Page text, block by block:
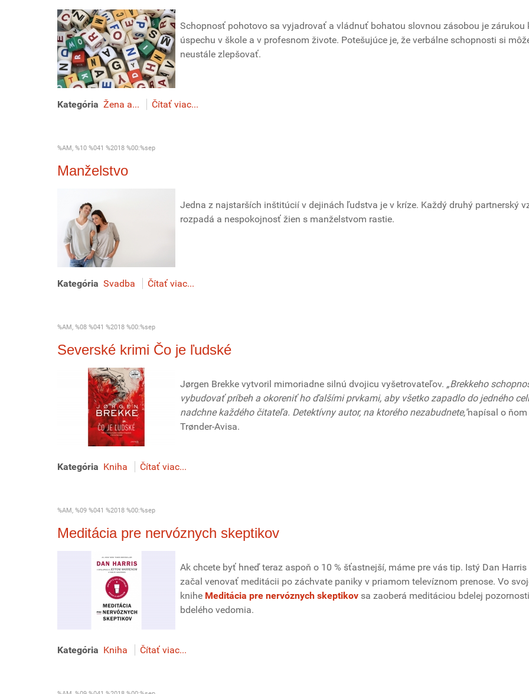
Schopnosť pohotovo sa vyjadrovať a vládnuť bohatou slovnou zásobou je zárukou
úspechu v škole a v profesnom živote. Potešujúce je, že verbálne schopnosti si
neustále zlepšovať.
Kategória Žena a... Čítať viac...
%AM, %10 %041 %2018 %00:%sep
Manželstvo
Jedna z najstarších inštitúcií v dejinách ľudstva je v kríze. Každý druhý partnerský
rozpadá a nespokojnosť žien s manželstvom rastie.
Kategória Svadba Čítať viac...
%AM, %08 %041 %2018 %00:%sep
Severské krimi Čo je ľudské
Jørgen Brekke vytvoril mimoriadne silnú dvojicu vyšetrovateľov. „Brekkeho
vybudovať príbeh a okoreniť ho ďalšími prvkami, aby všetko zapadlo do jedného
nadchne každého čitateľa. Detektívny autor, na ktorého nezabudnete,"napísal o ňom
Trønder-Avisa.
Kategória Kniha Čítať viac...
%AM, %09 %041 %2018 %00:%sep
Meditácia pre nervóznych skeptikov
Ak chcete byť hneď teraz aspoň o 10 % šťastnejší, máme pre vás tip. Istý Dan Harris
začal venovať meditácii po záchvate paniky v priamom televíznom prenose. Vo
knihe Meditácia pre nervóznych skeptikov sa zaoberá meditáciou bdelej
bdelého vedomia.
Kategória Kniha Čítať viac...